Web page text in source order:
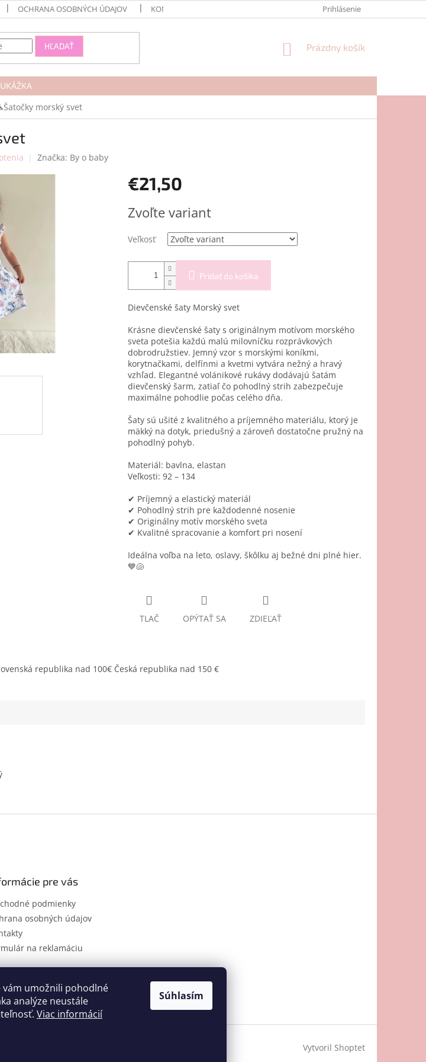
vám umožnili pohodlné
analýze neustále
Viac informácií
Súhlasím
OCHRANA OSOBNÝCH ÚDAJOV KONTAKTY Prihlásenie
HĽADAŤ
NÁKUPNÝ
Prázdny košík
morský svet
Značka: By o baby
€21,50
cena:
Zvoľte variant
Veľkosť
Pridať do košíka
Dievčenské šaty Morský svet
Krásne dievčenské šaty s originálnym motívom morského
sveta potešia každú malú milovníčku rozprávkových
dobrodružstiev. Jemný vzor s morskými koníkmi,
korytnačkami, delfínmi a kvetmi vytvára nežný a hravý
vzhľad. Elegantné volánikové rukávy dodávajú šatám
dievčenský šarm, zatiaľ čo pohodlný strih zabezpečuje
maximálne pohodlie počas celého dňa.
Šaty sú ušité z kvalitného a príjemného materiálu, ktorý je
mäkký na dotyk, priedušný a zároveň dostatočne pružný na
pohodlný pohyb.
Materiál: bavlna, elastan
Veľkosti: 92 – 134
✔ Príjemný a elastický materiál
✔ Pohodlný strih pre každodenné nosenie
✔ Originálny motív morského sveta
✔ Kvalitné spracovanie a komfort pri nosení
Ideálna voľba na leto, oslavy, škôlku aj bežné dni plné hier.
💙🐚
TLAČ OPÝTAŤ SA ZDIEĽAŤ
republika nad 100€ Česká republika nad 150 €
pre vás
podmienky
osobných údajov
na reklamáciu
Novinky
Vytvoril Shoptet